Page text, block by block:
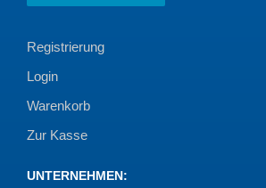
Registrierung
Login
Warenkorb
Zur Kasse
UNTERNEHMEN: